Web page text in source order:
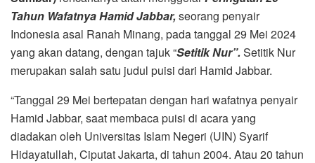
Tahun Wafatnya Hamid Jabbar, seorang penyair
Indonesia asal Ranah Minang, pada tanggal 29 Mei 2024
yang akan datang, dengan tajuk “Setitik Nur”. Setitik Nur
merupakan salah satu judul puisi dari Hamid Jabbar.
“Tanggal 29 Mei bertepatan dengan hari wafatnya penyair
Hamid Jabbar, saat membaca puisi di acara yang
diadakan oleh Universitas Islam Negeri (UIN) Syarif
Hidayatullah, Ciputat Jakarta, di tahun 2004. Atau 20 tahun